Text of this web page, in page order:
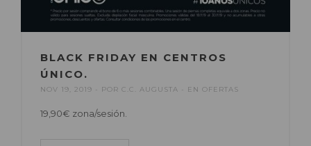
BLACK FRIDAY EN CENTROS
ÚNICO.
NOV 19, 2019 POR C.C. AUGUSTA EN OFERTAS
19,90€ zona/sesión.